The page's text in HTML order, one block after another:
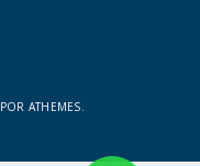
POR ATHEMES.